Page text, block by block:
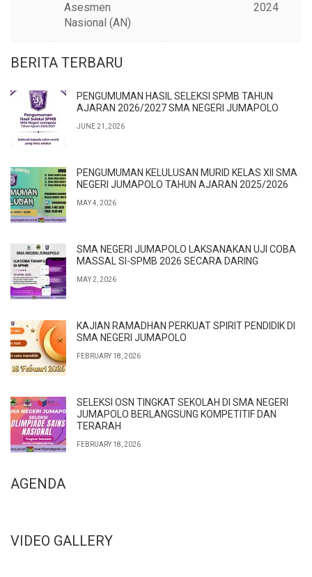
Asesmen
Nasional (AN)
2024
BERITA TERBARU
PENGUMUMAN HASIL SELEKSI SPMB TAHUN
AJARAN 2026/2027 SMA NEGERI JUMAPOLO
JUNE 21, 2026
PENGUMUMAN KELULUSAN MURID KELAS XII SMA
NEGERI JUMAPOLO TAHUN AJARAN 2025/2026
MAY 4, 2026
SMA NEGERI JUMAPOLO LAKSANAKAN UJI COBA
MASSAL SI-SPMB 2026 SECARA DARING
MAY 2, 2026
KAJIAN RAMADHAN PERKUAT SPIRIT PENDIDIK DI
SMA NEGERI JUMAPOLO
FEBRUARY 18, 2026
SELEKSI OSN TINGKAT SEKOLAH DI SMA NEGERI
JUMAPOLO BERLANGSUNG KOMPETITIF DAN
TERARAH
FEBRUARY 18, 2026
AGENDA
VIDEO GALLERY